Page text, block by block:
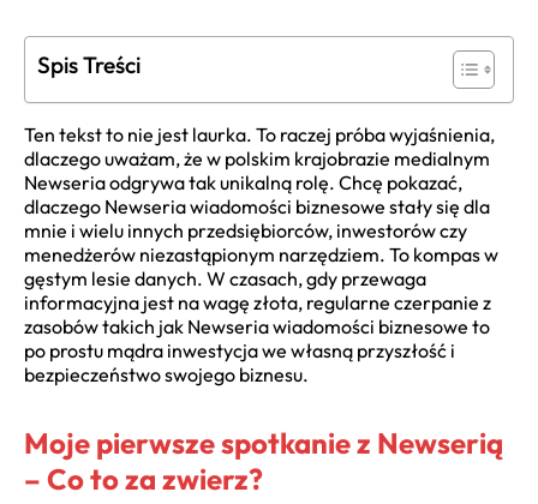
Spis Treści
Ten tekst to nie jest laurka. To raczej próba wyjaśnienia,
dlaczego uważam, że w polskim krajobrazie medialnym
Newseria odgrywa tak unikalną rolę. Chcę pokazać,
dlaczego Newseria wiadomości biznesowe stały się dla
mnie i wielu innych przedsiębiorców, inwestorów czy
menedżerów niezastąpionym narzędziem. To kompas w
gęstym lesie danych. W czasach, gdy przewaga
informacyjna jest na wagę złota, regularne czerpanie z
zasobów takich jak Newseria wiadomości biznesowe to
po prostu mądra inwestycja we własną przyszłość i
bezpieczeństwo swojego biznesu.
Moje pierwsze spotkanie z Newserią
– Co to za zwierz?